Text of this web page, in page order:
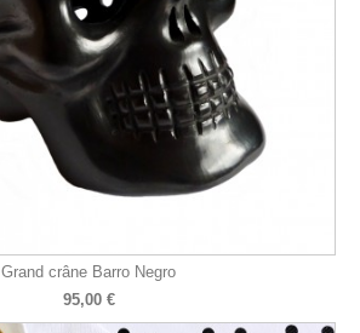
Grand crâne Barro Negro
95,00 €